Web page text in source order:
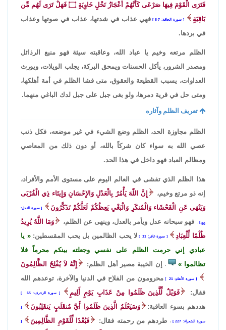
فَتَرَى الْقَوْمَ فِيهَا صَرْعَى كَأَنَّهُمْ أَعْجَازُ نَخْلٍ خَاوِيَةٍ ۝
فَهَلْ تَرَى لَهُم مِّن
بَاقِيَةٍ
سورة الحاقة: 7-8
فهي عذاب في شدتها، عذاب في صوتها وعذاب
في بردها.
الظلم مرتعه وخيم يا عباد الله، وعاقبته سيئة فهو منبع الرذائل
ومصدر الشرور، يأكل الحسنات ويمحق البركة، يجلب الويلات، ويورث
العداوات، يسبب القطيعة والعقوق، متى فشا الظلم في أمة أهلكها،
ومتى حل في قرية دمرها، ولو بغى جبل على جبل لدك الباغي منهما.
تعريف الظلم وآثاره
الظلم مجاوزة الحد، الظلم وضع الشيء في غير موضعه، فكل ذنب
عصي الله به سواء كان شركاً بالله، أو دون ذلك من المعاصي
ومظالم العباد فهو داخل في هذا الحد.
هذا الظلم الذي تفشى في العالم اليوم على مستوى الأمم والأفراد،
إنه ذو مرتع وخيم،
إِنَّ اللّهَ يَأْمُرُ بِالْعَدْلِ وَالإِحْسَانِ وَإِيتَاء ذِي الْقُرْبَى
وَيَنْهَى عَنِ الْفَحْشَاء وَالْمُنكَرِ وَالْبَغْيِ يَعِظُكُمْ لَعَلَّكُمْ تَذَكَّرُونَ
سورة النحل:
90 ، فهو سبحانه عدل ويأمر بالعدل، وينهى عن الظلم،
وَمَا اللَّهُ يُرِيدُ
ظُلْمًا لِّلْعِبَادِ
سورة غافر: 31 لا يحب الظالمين بل يحب المقسطين:
يا
عبادي إني حرمت الظلم على نفسي وجعلته بينكم محرماً فلا
تظالموا
،إن الخيبة مصير أهل الظلم: إِنَّهُ لاَ يُفْلِحُ الظَّالِمُونَ
سورة الأنعام: 21
محرومون من الفلاح في الدنيا والآخرة، توعدهم الله
فقال:
فَوَيْلٌ لِّلَّذِينَ ظَلَمُوا مِنْ عَذَابِ يَوْمٍ أَلِيمٍ سورة الزخرف: 65
هددهم بسوء العاقبة: وَسَيَعْلَمُ الَّذِينَ ظَلَمُوا أَيَّ مُنقَلَبٍ يَنقَلِبُونَ
سورة الشعراء: 227 ، طردهم من رحمته فقال: فَبُعْدًا لِّلْقَوْمِ الظَّالِمِينَ